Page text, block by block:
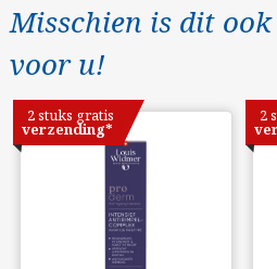
Misschien is dit
voor u!
2 stuks gratis
verzending*
2